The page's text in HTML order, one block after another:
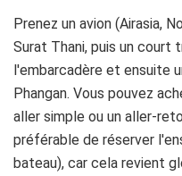
Prenez un avion (Airasia,
Surat Thani, puis un court
l'embarcadère et ensuite
Phangan. Vous pouvez
aller simple ou un aller-
préférable de réserver
bateau), car cela revient